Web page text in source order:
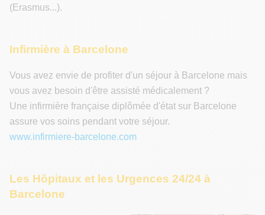
(Erasmus...).
Infirmière à Barcelone
Vous avez envie de profiter d'un séjour à Barcelone mais
vous avez besoin d'être assisté médicalement ?
Une infirmière française diplômée d'état sur Barcelone
assure vos soins pendant votre séjour.
www.infirmiere-barcelone.com
Les Hôpitaux et les Urgences 24/24 à
Barcelone